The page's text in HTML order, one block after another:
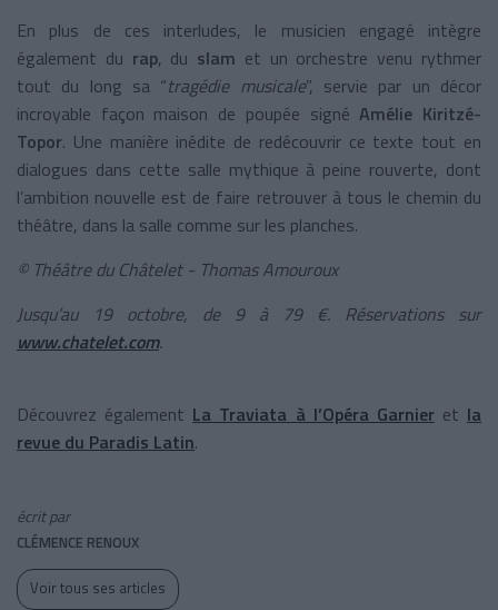
En plus de ces interludes, le musicien engagé intègre
également du rap, du slam et un orchestre venu rythmer
tout du long sa “tragédie musicale”, servie par un décor
incroyable façon maison de poupée signéAmélie Kiritzé-
Topor. Une manière inédite de redécouvrir ce texte tout en
dialogues dans cette salle mythique à peine rouverte, dont
l’ambition nouvelle est de faire retrouver à tous le chemin du
théâtre, dans la salle comme sur les planches.
© Théâtre du Châtelet - Thomas Amouroux
Jusqu’au 19 octobre, de 9 à 79 €. Réservations sur
www.chatelet.com.
Découvrez également La Traviata à l’Opéra Garnieret la
revue du Paradis Latin.
écrit par
CLÉMENCE RENOUX
Voir tous ses articles